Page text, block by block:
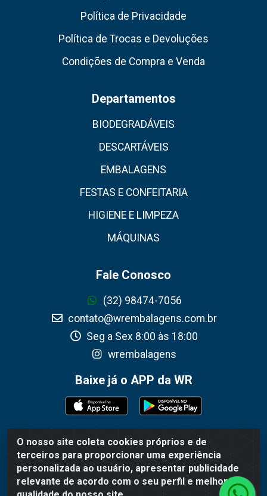
O nosso site coleta cookies próprios e de
terceiros para proporcionar uma experiência
personalizada ao usuário, apresentar publicidade
relevante de acordo com o seu perfil e melhorar a
Política de Privacidade
Política de Trocas e Devoluções
Condições de Compra e Venda
Departamentos
BIODEGRADÁVEIS
DESCARTÁVEIS
EMBALAGENS
FESTAS E CONFEITARIA
HIGIENE E LIMPEZA
MÁQUINAS
Fale Conosco
(32) 98474-7056
contato@wrembalagens.com.br
Seg a Sex 8:00 às 18:00
wrembalagens
Baixe já o APP da WR
WR Embalagens - R. Cel. Teodoro Gomes de Araújo,
1360 - Grogotó - Barbacena / MG - CEP 36202-628 -
CNPJ 02.692.206/0001-55